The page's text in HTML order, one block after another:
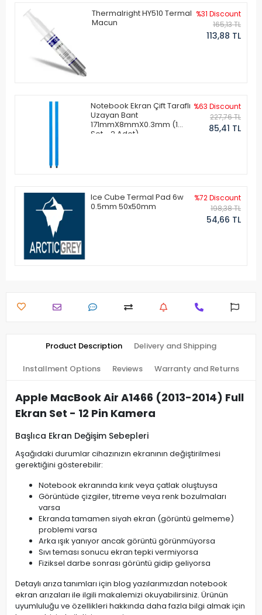
Thermalright HY510 Termal
Macun
%31 Discount
165,13 TL
113,88 TL
Notebook Ekran Çift Taraflı
Uzayan Bant
171mmX8mmX0.3mm (1
Set - 2 Adet)
%63 Discount
227,76 TL
85,41 TL
Ice Cube Termal Pad 6w
0.5mm 50x50mm
%72 Discount
198,38 TL
54,66 TL
Product Description Delivery and Shipping
Installment Options Reviews Warranty and Returns
Apple MacBook Air A1466 (2013-2014) Full
Ekran Set - 12 Pin Kamera
Başlıca Ekran Değişim Sebepleri
Aşağıdaki durumlar cihazınızın ekranının değiştirilmesi
gerektiğini gösterebilir:
Notebook ekranında kırık veya çatlak oluştuysa
Görüntüde çizgiler, titreme veya renk bozulmaları
varsa
Ekranda tamamen siyah ekran (görüntü gelmeme)
problemi varsa
Arka ışık yanıyor ancak görüntü görünmüyorsa
Sıvı teması sonucu ekran tepki vermiyorsa
Fiziksel darbe sonrası görüntü gidip geliyorsa
Detaylı arıza tanımları için blog yazılarımızdan notebook
ekran arızaları ile ilgili makalemizi okuyabilirsiniz. Ürünün
uyumluluğu ve özellikleri hakkında daha fazla bilgi almak için